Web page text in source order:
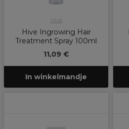
Hive
Hive Ingrowing Hair
Treatment Spray 100ml
11,09 €
In winkelmandje